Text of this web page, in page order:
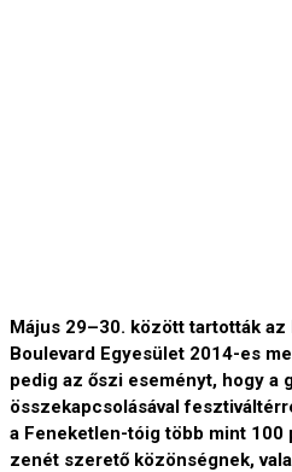
Május 29–30. között tartották
Boulevard Egyesület 2014-es
pedig az őszi eseményt, hogy a
összekapcsolásával
a Feneketlen-tóig több mint 100
zenét szerető közönségnek,